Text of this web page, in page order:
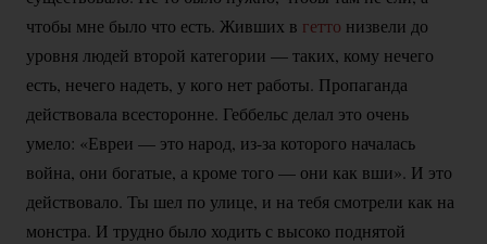
чтобы мне было что есть. Живших в гетто низвели до
уровня людей второй категории — таких, кому нечего
есть, нечего надеть, у кого нет работы. Пропаганда
действовала всесторонне. Геббельс делал это очень
умело: «Евреи — это народ, из-за которого началась
война, они богатые, а кроме того — они как вши». И это
действовало. Ты шел по улице, и на тебя смотрели как на
монстра. И трудно было ходить с высоко поднятой